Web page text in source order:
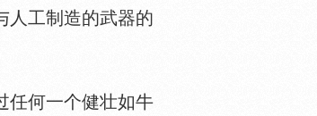
人工制造的武器的
何一个健壮如牛